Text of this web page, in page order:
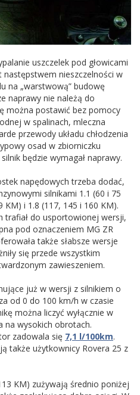
uszczelek pod głowicami
nieszczelności w
na „warstwową” budowę
naprawy nie należą do
można postawić bez pomocy
w spalinach, mleczna
przewody układu chłodzenia
osad w zbiorniczku
będzie wymagał naprawy.
napędowych trzeba dodać,
silnikami 1.1 (60 i 75
KM) i 1.8 (117, 145 i 160 KM).
trafiał do usportowionej wersji,
pod oznaczeniem MG ZR
także słabsze wersje
się przede wszystkim
zawieszeniem.
już w wersji z silnikiem o
od 0 do 100 km/h w czasie
można liczyć wyłącznie w
na wysokich obrotach.
zadowala się 7,1 l/100km.
także użytkownicy Rovera 25 z
KM) zużywają średnio poniżej